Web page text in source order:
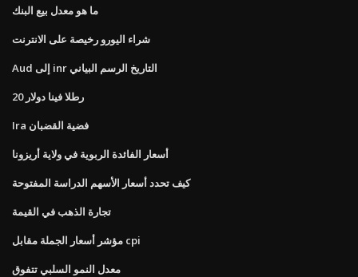
ما هو معدل بيع البنك
شراء اليورو رخيصة على الانترنت
Aud إلى inr التاريخ الرسم البياني
20 رطلا فينا دولار
Ira فضية القضبان
أسعار الفائدة الربوية في ولاية أريزونا
كيف تحدد أسعار الأسهم الدراسة المفتوحة
تجارة الذهب في القيمة
مؤشر أسعار الجملة مقابل cpi
معدل النمو السلبي تتفوق